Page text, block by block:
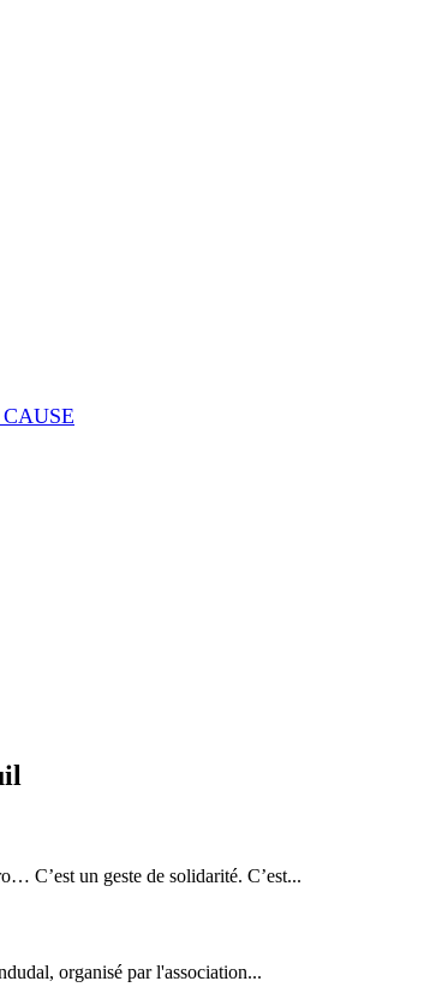
C’est un geste de solidarité. C’est...
organisé par l'association...